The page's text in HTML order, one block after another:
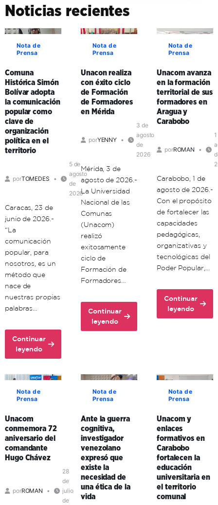
Noticias recientes
Nota de
Prensa
Comuna
Histórica Simón
Bolívar adopta
la comunicación
popular como
clave de
organización
política en el
territorio
porTOMEDES
5 de
agosto
de
2026
Caracas, 23 de
junio de 2026.-
“La
comunicación
popular, para
nosotros, es un
método que
nace de
nuestras propias
palabras…
Continuar
leyendo
about
Comuna
Simón
Bolívar
adopta
comunicación
popular
como
clave
de
en
Nota de
Prensa
Unacon realiza
con éxito ciclo
de Formación
de Formadores
en Mérida
porYENNY
3 de
agosto
de
2026
Mérida, 3 de
agosto de 2026.-
La Universidad
Nacional de las
Comunas
(Unacom)
realizó
exitosamente
ciclo de
Formación de
Formadores…
Continuar
leyendo
about
Unacon
de
Formación
de
en
Mérida
Nota de
Prensa
Unacom avanza
en la formación
territorial de sus
formadores en
Aragua y
Carabobo
porROMAN
Carabobo, 1 de
agosto de 2026.-
Con el propósito
de fortalecer las
capacidades
pedagógicas,
organizativas y
tecnológicas del
Poder Popular,…
Continuar
leyendo
about
Unacom
de
sus
formadores
Aragua
y
Carabobo
Nota de
Prensa
Unacom
conmemora 72
aniversario del
comandante
Hugo Chávez
porROMAN
28
de
julio
de
Nota de
Prensa
Ante la guerra
cognitiva,
investigador
venezolano
expresó que
existe la
necesidad de
una ética de la
vida
Nota de
Prensa
Unacom y
enlaces
formativos en
Carabobo
fortalecen la
educación
universitaria en
el territorio
comunal